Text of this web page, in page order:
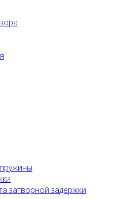
затворной задержки